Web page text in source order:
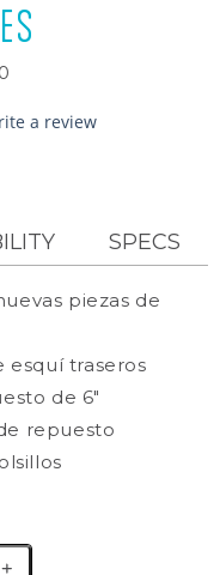
a review
SPECS
piezas de
esquí traseros
de 6"
repuesto
#4320)